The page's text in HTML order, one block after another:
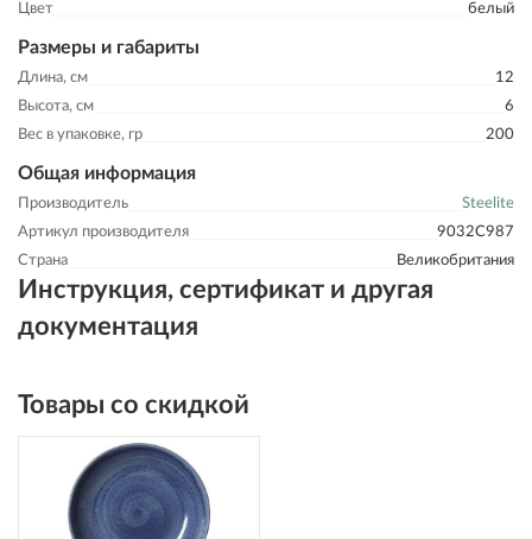
Цвет
белый
Размеры и габариты
Длина, см
12
Высота, см
6
Вес в упаковке, гр
200
Общая информация
Производитель
Steelite
Артикул производителя
9032C987
Страна
Великобритания
Инструкция, сертификат и другая
документация
Товары со скидкой